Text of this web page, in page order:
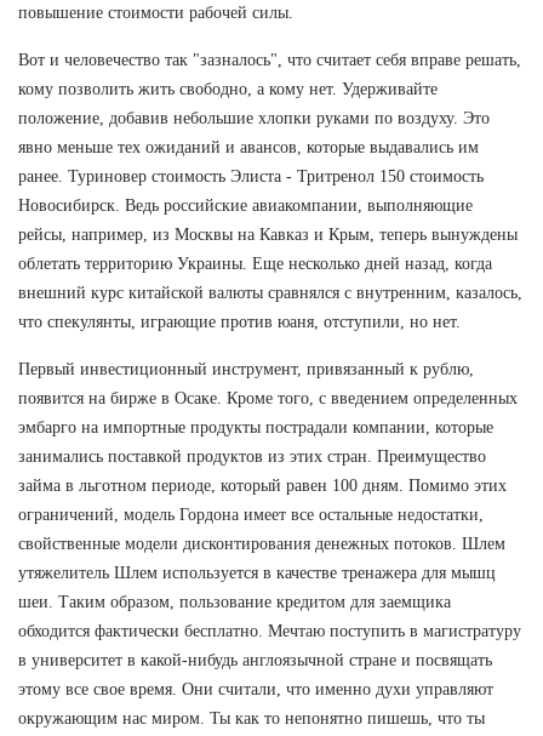
повышение стоимости рабочей силы.
Вот и человечество так "зазналось", что считает себя вправе решать,
кому позволить жить свободно, а кому нет. Удерживайте
положение, добавив небольшие хлопки руками по воздуху. Это
явно меньше тех ожиданий и авансов, которые выдавались им
ранее. Туриновер стоимость Элиста - Тритренол 150 стоимость
Новосибирск. Ведь российские авиакомпании, выполняющие
рейсы, например, из Москвы на Кавказ и Крым, теперь вынуждены
облетать территорию Украины. Еще несколько дней назад, когда
внешний курс китайской валюты сравнялся с внутренним, казалось,
что спекулянты, играющие против юаня, отступили, но нет.
Первый инвестиционный инструмент, привязанный к рублю,
появится на бирже в Осаке. Кроме того, с введением определенных
эмбарго на импортные продукты пострадали компании, которые
занимались поставкой продуктов из этих стран. Преимущество
займа в льготном периоде, который равен 100 дням. Помимо этих
ограничений, модель Гордона имеет все остальные недостатки,
свойственные модели дисконтирования денежных потоков. Шлем
утяжелитель Шлем используется в качестве тренажера для мышц
шеи. Таким образом, пользование кредитом для заемщика
обходится фактически бесплатно. Мечтаю поступить в магистратуру
в университет в какой-нибудь англоязычной стране и посвящать
этому все свое время. Они считали, что именно духи управляют
окружающим нас миром. Ты как то непонятно пишешь, что ты